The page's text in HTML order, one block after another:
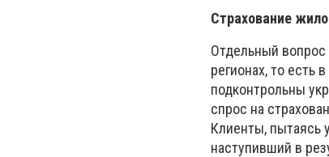
Страхование
Отдельный
регионах, то есть
подконтрольны
спрос на
Клиенты, пытаясь
наступивший в